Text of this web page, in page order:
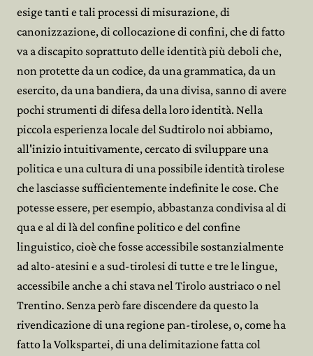
esige tanti e tali processi di misurazione, di
canonizzazione, di collocazione di confini, che di fatto
va a discapito soprattuto delle identità più deboli che,
non protette da un codice, da una grammatica, da un
esercito, da una bandiera, da una divisa, sanno di avere
pochi strumenti di difesa della loro identità. Nella
piccola esperienza locale del Sudtirolo noi abbiamo,
all'inizio intuitivamente, cercato di sviluppare una
politica e una cultura di una possibile identità tirolese
che lasciasse sufficientemente indefinite le cose. Che
potesse essere, per esempio, abbastanza condivisa al di
qua e al di là del confine politico e del confine
linguistico, cioè che fosse accessibile sostanzialmente
ad alto-atesini e a sud-tirolesi di tutte e tre le lingue,
accessibile anche a chi stava nel Tirolo austriaco o nel
Trentino. Senza però fare discendere da questo la
rivendicazione di una regione pan-tirolese, o, come ha
fatto la Volkspartei, di una delimitazione fatta col